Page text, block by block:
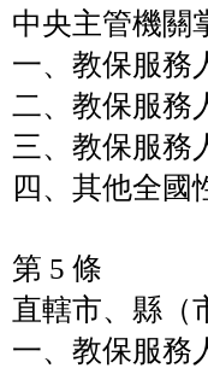
中央主管機關
一、教保服務
二、教保服務
三、教保服務
四、其他全國
第 5 條
直轄市、縣（
一、教保服務